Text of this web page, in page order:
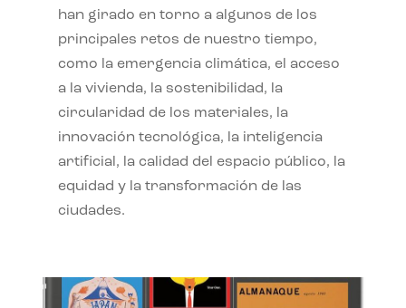
han girado en torno a algunos de los
principales retos de nuestro tiempo,
como la emergencia climática, el acceso
a la vivienda, la sostenibilidad, la
circularidad de los materiales, la
innovación tecnológica, la inteligencia
artificial, la calidad del espacio público, la
equidad y la transformación de las
ciudades.